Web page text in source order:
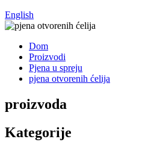
English
Dom
Proizvodi
Pjena u spreju
pjena otvorenih ćelija
proizvoda
Kategorije